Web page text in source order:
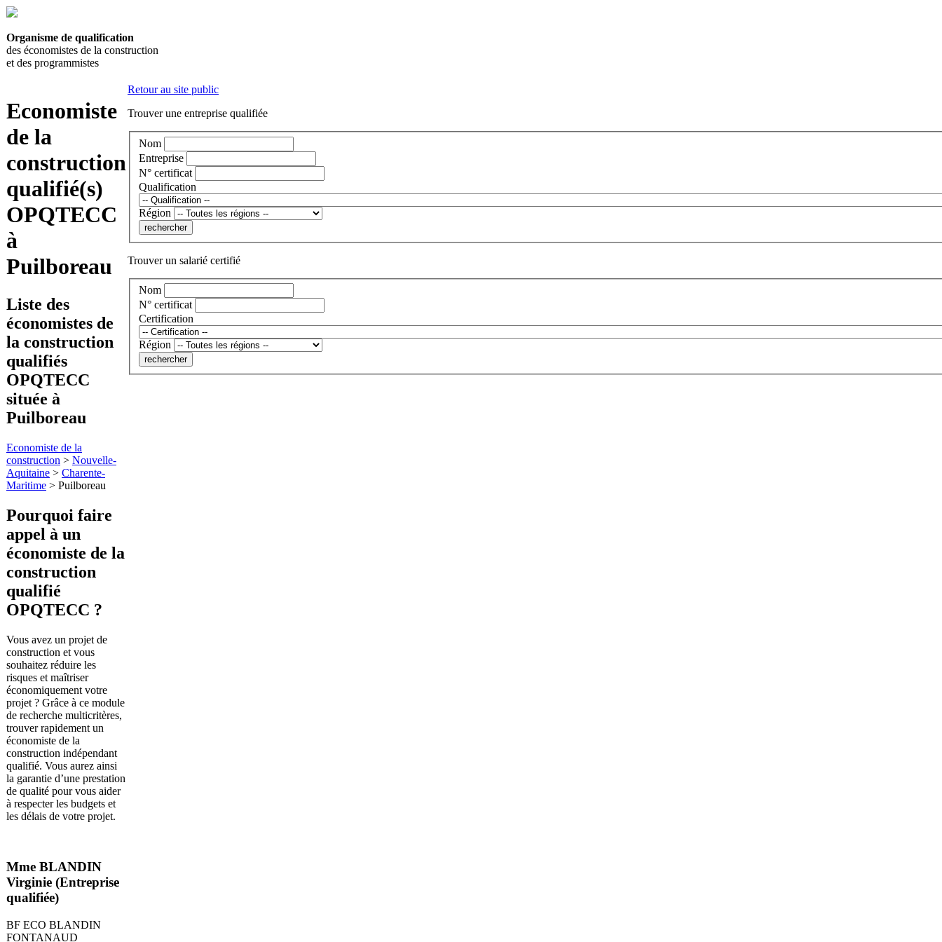
Organisme de qualification
des économistes de la construction
et des programmistes
Economiste
de la
construction
qualifié(s)
OPQTECC
à
Puilboreau
Liste des
économistes de
la construction
qualifiés
OPQTECC
située à
Puilboreau
Economiste de la
construction > Nouvelle-
Aquitaine > Charente-
Maritime > Puilboreau
Pourquoi faire
appel à un
économiste de la
construction
qualifié
OPQTECC ?
Vous avez un projet de
construction et vous
souhaitez réduire les
risques et maîtriser
économiquement votre
projet ? Grâce à ce module
de recherche multicritères,
trouver rapidement un
économiste de la
construction indépendant
qualifié. Vous aurez ainsi
la garantie d’une prestation
de qualité pour vous aider
à respecter les budgets et
les délais de votre projet.
Mme BLANDIN
Virginie (Entreprise
qualifiée)
BF ECO BLANDIN
FONTANAUD
Retour au site public
Trouver une entreprise qualifiée
Nom
Entreprise
N° certificat
Qualification
Région
Trouver un salarié certifié
Nom
N° certificat
Certification
Région